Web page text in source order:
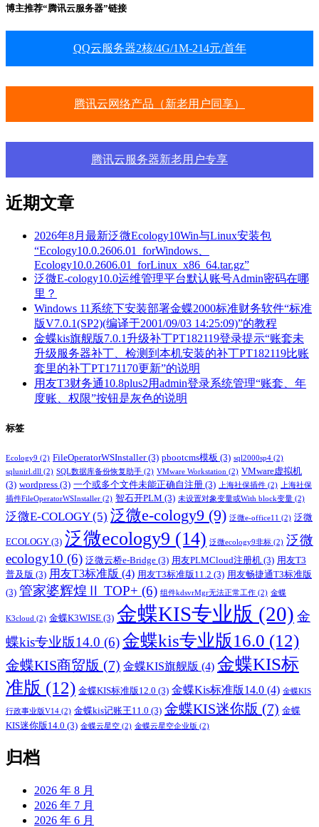
博主推荐“腾讯云服务器”链接
QQ云服务器2核/4G/1M-214元/首年
腾讯云网络产品（新老用户同享）
腾讯云服务器新老用户专享
近期文章
2026年8月最新泛微Ecology10Win与Linux安装包
“Ecology10.0.2606.01_forWindows、
Ecology10.0.2606.01_forLinux_x86_64.tar.gz”
泛微E-cology10.0运维管理平台默认账号Admin密码在哪
里？
Windows 11系统下安装部署金蝶2000标准财务软件“标准
版V7.0.1(SP2)(编译于2001/09/03 14:25:09)”的教程
金蝶kis旗舰版7.0.1升级补丁PT182119登录提示“账套未
升级服务器补丁、检测到本机安装的补丁PT182119比账
套里的补丁PT171170更新”的说明
用友T3财务通10.8plus2用admin登录系统管理“账套、年
度账、权限”按钮是灰色的说明
标签
Ecology9 (2) FileOperatorWSInstaller(3) pbootcms模板 (3) sql2000sp4 (2)
sqlunirl.dll (2) SQL数据库备份恢复助手 (2) VMware Workstation (2) VMware虚拟机
(3) wordpress (3) 一个或多个文件未能正确自注册 (3) 上海社保插件 (2)
上海社保
插件FileOperatorWSInstaller (2) 智石开PLM (3) 未设置对象变量或With block变量 (2)
泛微E-COLOGY(5) 泛微e-cology9 (9) 泛微e-office11 (2) 泛微
ECOLOGY (3) 泛微ecology9 (14) 泛微ecology9非标 (2) 泛微
ecology10 (6) 泛微云桥e-Bridge (3) 用友PLMCloud注册机 (3) 用友T3
普及版 (3) 用友T3标准版 (4) 用友T3标准版11.2 (3) 用友畅捷通T3标准版
(3) 管家婆辉煌Ⅱ TOP+ (6) 组件kdsvrMgr无法正常工作 (2) 金蝶
K3cloud (2) 金蝶K3WISE (3) 金蝶KIS专业版 (20) 金
蝶kis专业版14.0 (6)金蝶kis专业版16.0 (12)
金蝶KIS商贸版 (7) 金蝶KIS旗舰版 (4) 金蝶KIS标
准版 (12) 金蝶KIS标准版12.0 (3) 金蝶Kis标准版14.0 (4) 金蝶KIS
行政事业版V14 (2) 金蝶kis记账王11.0 (3) 金蝶KIS迷你版 (7) 金蝶
KIS迷你版14.0 (3) 金蝶云星空 (2) 金蝶云星空企业版 (2)
归档
2026 年 8 月
2026 年 7 月
2026 年 6 月